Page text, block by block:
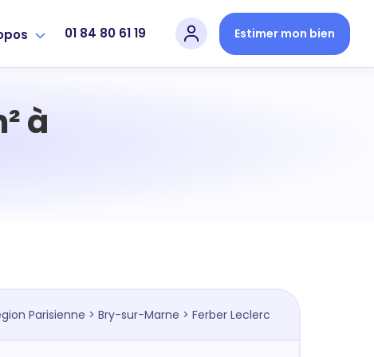
01 84 80 61 19 Estimer mon bien
à
Parisienne > Bry-sur-Marne > Ferber Leclerc